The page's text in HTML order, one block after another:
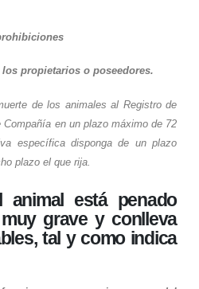
propietarios o poseedores.
de los animales al Registro de
en un plazo máximo de 72
específica disponga de un plazo
plazo el que rija.
animal está penado
grave y conlleva
, tal y como indica